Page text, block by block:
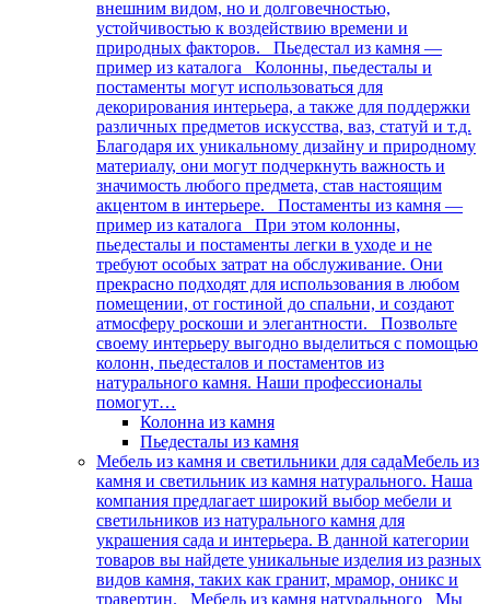
внешним видом, но и долговечностью,
устойчивостью к воздействию времени и
природных факторов. Пьедестал из камня —
пример из каталога Колонны, пьедесталы и
постаменты могут использоваться для
декорирования интерьера, а также для поддержки
различных предметов искусства, ваз, статуй и т.д.
Благодаря их уникальному дизайну и природному
материалу, они могут подчеркнуть важность и
значимость любого предмета, став настоящим
акцентом в интерьере. Постаменты из камня —
пример из каталога При этом колонны,
пьедесталы и постаменты легки в уходе и не
требуют особых затрат на обслуживание. Они
прекрасно подходят для использования в любом
помещении, от гостиной до спальни, и создают
атмосферу роскоши и элегантности. Позвольте
своему интерьеру выгодно выделиться с помощью
колонн, пьедесталов и постаментов из
натурального камня. Наши профессионалы
помогут…
Колонна из камня
Пьедесталы из камня
Мебель из камня и светильники для садаМебель из
камня и светильник из камня натурального. Наша
компания предлагает широкий выбор мебели и
светильников из натурального камня для
украшения сада и интерьера. В данной категории
товаров вы найдете уникальные изделия из разных
видов камня, таких как гранит, мрамор, оникс и
травертин. Мебель из камня натурального Мы